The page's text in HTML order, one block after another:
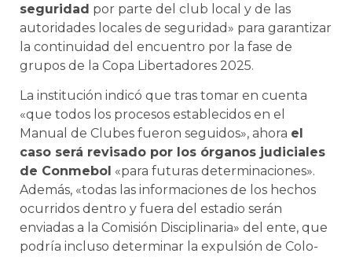
seguridad por parte del club local y de las
autoridades locales de seguridad» para garantizar
la continuidad del encuentro por la fase de
grupos de la Copa Libertadores 2025.
La institución indicó que tras tomar en cuenta
«que todos los procesos establecidos en el
Manual de Clubes fueron seguidos», ahora el
caso será revisado por los órganos judiciales
de Conmebol «para futuras determinaciones».
Además, «todas las informaciones de los hechos
ocurridos dentro y fuera del estadio serán
enviadas a la Comisión Disciplinaria» del ente, que
podría incluso determinar la expulsión de Colo-